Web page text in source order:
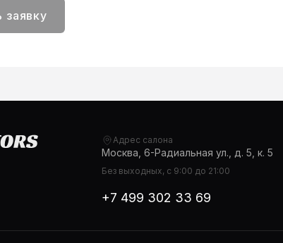
заявку
Адрес салона
Москва, 6-Радиальная ул., д. 5, к. 5
Без выходных, с 9:00 до 21:00
+7 499 302 33 69